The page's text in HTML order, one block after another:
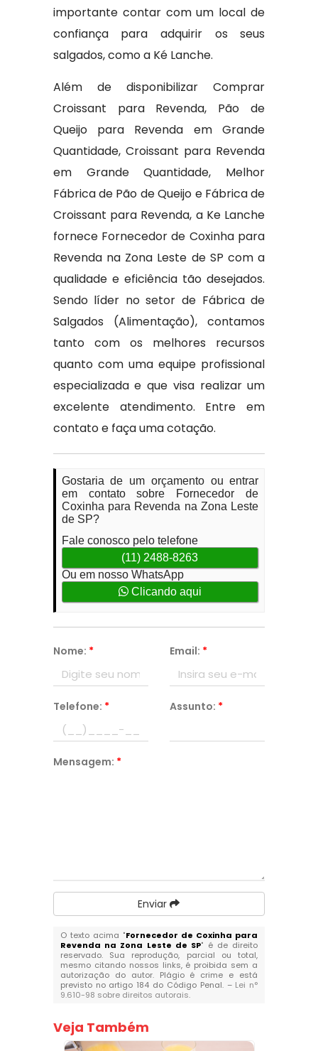
importante contar com um local de
confiança para adquirir os seus
salgados, como a Ké Lanche.
Além de disponibilizar Comprar
Croissant para Revenda, Pão de
Queijo para Revenda em Grande
Quantidade, Croissant para Revenda
em Grande Quantidade, Melhor
Fábrica de Pão de Queijo e Fábrica de
Croissant para Revenda, a Ke Lanche
fornece Fornecedor de Coxinha para
Revenda na Zona Leste de SP com a
qualidade e eficiência tão desejados.
Sendo líder no setor de Fábrica de
Salgados (Alimentação), contamos
tanto com os melhores recursos
quanto com uma equipe profissional
especializada e que visa realizar um
excelente atendimento. Entre em
contato e faça uma cotação.
Gostaria de um orçamento ou entrar
em contato sobre Fornecedor de
Coxinha para Revenda na Zona Leste
de SP?
Fale conosco pelo telefone
(11) 2488-8263
Ou em nosso WhatsApp
Clicando aqui
Nome: * Email: *
Telefone: * Assunto: *
Mensagem: *
Enviar
O texto acima "Fornecedor de Coxinha para
Revenda na Zona Leste de SP" é de direito
reservado. Sua reprodução, parcial ou total,
mesmo citando nossos links, é proibida sem a
autorização do autor. Plágio é crime e está
previsto no artigo 184 do Código Penal. – Lei n°
9.610-98 sobre direitos autorais.
Veja Também